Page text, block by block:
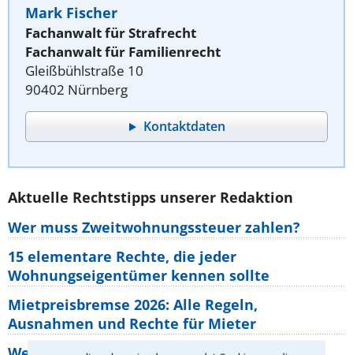
Mark Fischer
Fachanwalt für Strafrecht
Fachanwalt für Familienrecht
Gleißbühlstraße 10
90402 Nürnberg
Kontaktdaten
Aktuelle Rechtstipps unserer Redaktion
Wer muss Zweitwohnungssteuer zahlen?
15 elementare Rechte, die jeder
Wohnungseigentümer kennen sollte
Mietpreisbremse 2026: Alle Regeln,
Ausnahmen und Rechte für Mieter